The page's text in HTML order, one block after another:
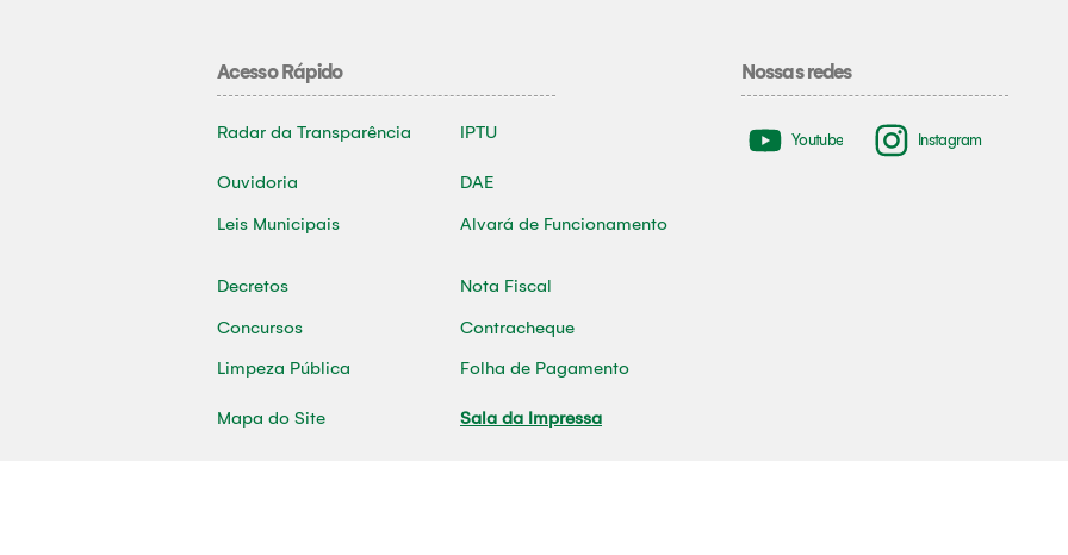
Acesso Rápido
Radar da Transparência
Ouvidoria
Leis Municipais
Decretos
Concursos
Limpeza Pública
Mapa do Site
IPTU
DAE
Alvará de Funcionamento
Nota Fiscal
Contracheque
Folha de Pagamento
Sala da Impressa
Nossas redes
Youtube Instagram